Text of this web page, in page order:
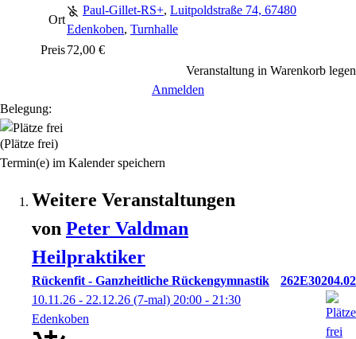
Ort
Paul-Gillet-RS+, Luitpoldstraße 74, 67480
Edenkoben, Turnhalle
Preis72,00 €
Veranstaltung in Warenkorb legen
Anmelden
Belegung:
(Plätze frei)
Termin(e) im Kalender speichern
Weitere Veranstaltungen
von Peter Valdman
Heilpraktiker
Rückenfit - Ganzheitliche Rückengymnastik
262E30204.02
10.11.26 - 22.12.26 (7-mal) 20:00 - 21:30
Edenkoben